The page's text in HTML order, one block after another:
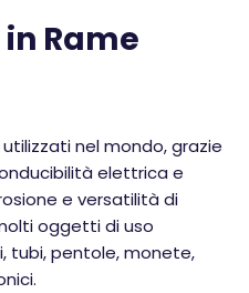
Rame
nel mondo, grazie
elettrica e
e versatilità di
oggetti di uso
tubi, pentole, monete,